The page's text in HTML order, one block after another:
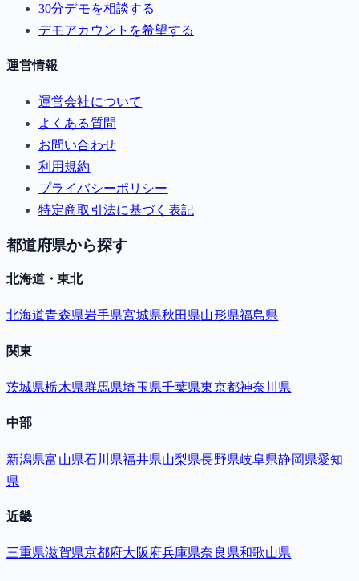
30分デモを相談する
デモアカウントを希望する
運営情報
運営会社について
よくある質問
お問い合わせ
利用規約
プライバシーポリシー
特定商取引法に基づく表記
都道府県から探す
北海道・東北
北海道青森県岩手県宮城県秋田県山形県福島県
関東
茨城県栃木県群馬県埼玉県千葉県東京都神奈川県
中部
新潟県富山県石川県福井県山梨県長野県岐阜県静岡県愛知
県
近畿
三重県滋賀県京都府大阪府兵庫県奈良県和歌山県